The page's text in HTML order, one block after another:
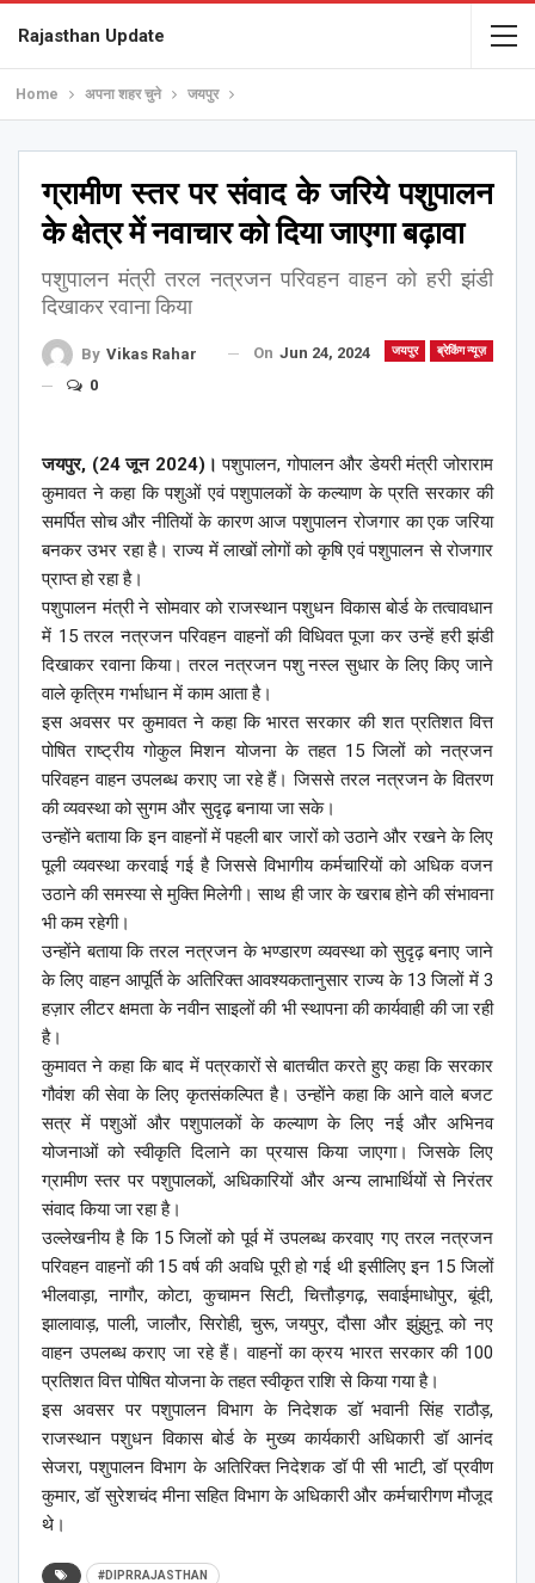
Rajasthan Update
Home अपना शहर चुने जयपुर
ग्रामीण स्तर पर संवाद के जरिये पशुपालन
के क्षेत्र में नवाचार को दिया जाएगा बढ़ावा
पशुपालन मंत्री तरल नत्रजन परिवहन वाहन को हरी झंडी
दिखाकर रवाना किया
जयपुर ब्रेकिंग न्यूज़
By Vikas Rahar On Jun 24, 2024
0
जयपुर, (24 जून 2024)। पशुपालन, गोपालन और डेयरी मंत्री जोराराम
कुमावत ने कहा कि पशुओं एवं पशुपालकों के कल्याण के प्रति सरकार की
समर्पित सोच और नीतियों के कारण आज पशुपालन रोजगार का एक जरिया
बनकर उभर रहा है। राज्य में लाखों लोगों को कृषि एवं पशुपालन से रोजगार
प्राप्त हो रहा है।
पशुपालन मंत्री ने सोमवार को राजस्थान पशुधन विकास बोर्ड के तत्वावधान
में 15 तरल नत्रजन परिवहन वाहनों की विधिवत पूजा कर उन्हें हरी झंडी
दिखाकर रवाना किया। तरल नत्रजन पशु नस्ल सुधार के लिए किए जाने
वाले कृत्रिम गर्भाधान में काम आता है।
इस अवसर पर कुमावत ने कहा कि भारत सरकार की शत प्रतिशत वित्त
पोषित राष्ट्रीय गोकुल मिशन योजना के तहत 15 जिलों को नत्रजन
परिवहन वाहन उपलब्ध कराए जा रहे हैं। जिससे तरल नत्रजन के वितरण
की व्यवस्था को सुगम और सुदृढ़ बनाया जा सके।
उन्होंने बताया कि इन वाहनों में पहली बार जारों को उठाने और रखने के लिए
पूली व्यवस्था करवाई गई है जिससे विभागीय कर्मचारियों को अधिक वजन
उठाने की समस्या से मुक्ति मिलेगी। साथ ही जार के खराब होने की संभावना
भी कम रहेगी।
उन्होंने बताया कि तरल नत्रजन के भण्डारण व्यवस्था को सुदृढ़ बनाए जाने
के लिए वाहन आपूर्ति के अतिरिक्त आवश्यकतानुसार राज्य के 13 जिलों में 3
हज़ार लीटर क्षमता के नवीन साइलों की भी स्थापना की कार्यवाही की जा रही
है।
कुमावत ने कहा कि बाद में पत्रकारों से बातचीत करते हुए कहा कि सरकार
गौवंश की सेवा के लिए कृतसंकल्पित है। उन्होंने कहा कि आने वाले बजट
सत्र में पशुओं और पशुपालकों के कल्याण के लिए नई और अभिनव
योजनाओं को स्वीकृ​ति दिलाने का प्रयास किया जाएगा। जिसके लिए
ग्रामीण स्तर पर पशुपालकों, अधिकारियों और अन्य लाभार्थियों से निरंतर
संवाद किया जा रहा है।
उल्लेखनीय है कि 15 जिलों को पूर्व में उपलब्ध करवाए गए तरल नत्रजन
परिवहन वाहनों की 15 वर्ष की अवधि पूरी हो गई थी इसीलिए इन 15 जिलों
भीलवाड़ा, नागौर, कोटा, कुचामन सिटी, चित्तौड़गढ़, सवाईमाधोपुर, बूंदी,
झालावाड़, पाली, जालौर, सिरोही, चुरू, जयपुर, दौसा और झुंझुनू को नए
वाहन उपलब्ध कराए जा रहे हैं। वाहनों का क्रय भारत सरकार की 100
प्रतिशत वित्त पोषित योजना के तहत स्वीकृत राशि से किया गया है।
इस अवसर पर पशुपालन विभाग के निदेशक डॉ भवानी सिंह राठौड़,
राजस्थान पशुधन विकास बोर्ड के मुख्य कार्यकारी अधिकारी डॉ आनंद
सेजरा, पशुपालन विभाग के अतिरिक्त निदेशक डॉ पी सी भाटी, डॉ प्रवीण
कुमार, डॉ सुरेशचंद मीना सहित विभाग के अधिकारी और कर्मचारीगण मौजूद
थे।
#DIPRRAJASTHAN